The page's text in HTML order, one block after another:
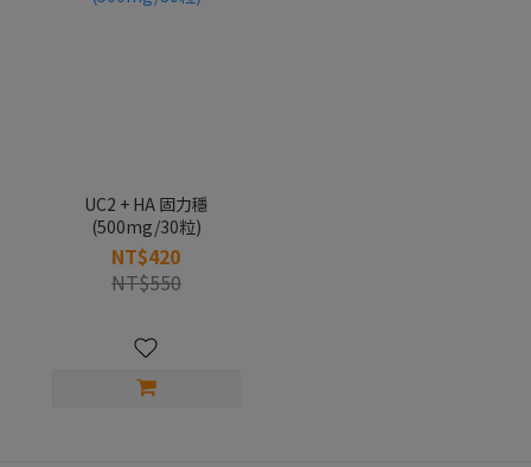
UC2 + HA 固力穩
(500mg/30粒)
NT$420
NT$550